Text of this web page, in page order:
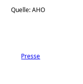
Quelle: AHO
Presse